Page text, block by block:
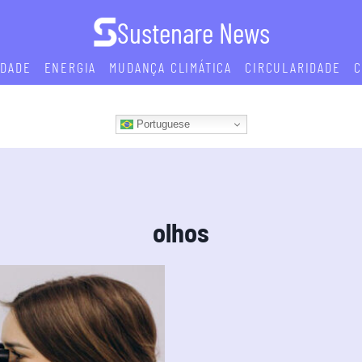
Sustenare News
ENERGIA MUDANÇA CLIMÁTICA CIRCULARIDADE
Portuguese
olhos